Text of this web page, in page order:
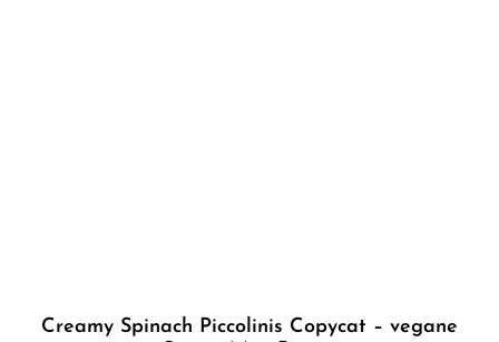
Creamy Spinach Piccolinis Copycat – vegane